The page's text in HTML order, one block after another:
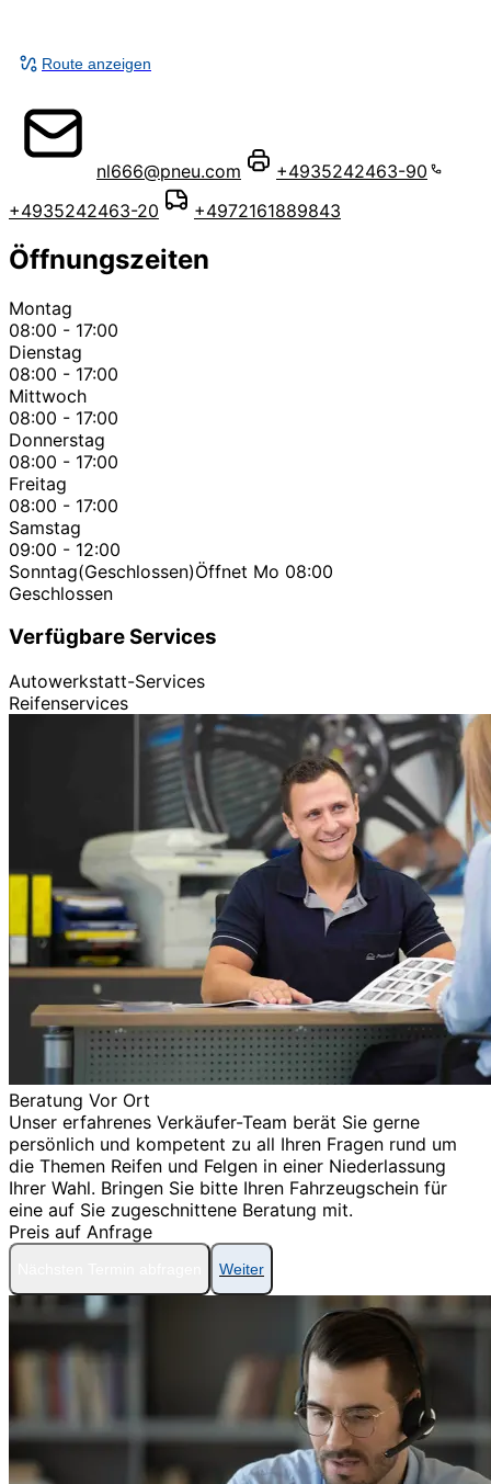
Route anzeigen
nl666@pneu.com
+4935242463-90
+4935242463-20
+4972161889843
Öffnungszeiten
Montag
08:00 - 17:00
Dienstag
08:00 - 17:00
Mittwoch
08:00 - 17:00
Donnerstag
08:00 - 17:00
Freitag
08:00 - 17:00
Samstag
09:00 - 12:00
Sonntag(Geschlossen)Öffnet Mo 08:00
Geschlossen
Verfügbare Services
Autowerkstatt-Services
Reifenservices
Beratung Vor Ort
Unser erfahrenes Verkäufer-Team berät Sie gerne
persönlich und kompetent zu all Ihren Fragen rund um
die Themen Reifen und Felgen in einer Niederlassung
Ihrer Wahl. Bringen Sie bitte Ihren Fahrzeugschein für
eine auf Sie zugeschnittene Beratung mit.
Preis auf Anfrage
Weiter